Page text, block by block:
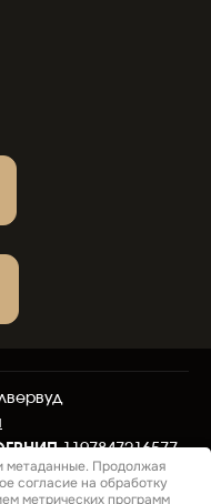
1197847216577
метаданные. Продолжая
согласие на обработку
метрических программ